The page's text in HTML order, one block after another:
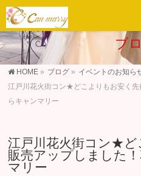
ブ
HOME » ブログ » イベントのお知ら
江戸川花火街コン★どこよりもお安く
らキャンマリー
江戸川花火街コン★ど
販売アップしました
マリー